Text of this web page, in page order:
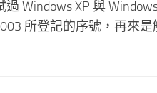
Windows XP 與
所登記的序號，再來是